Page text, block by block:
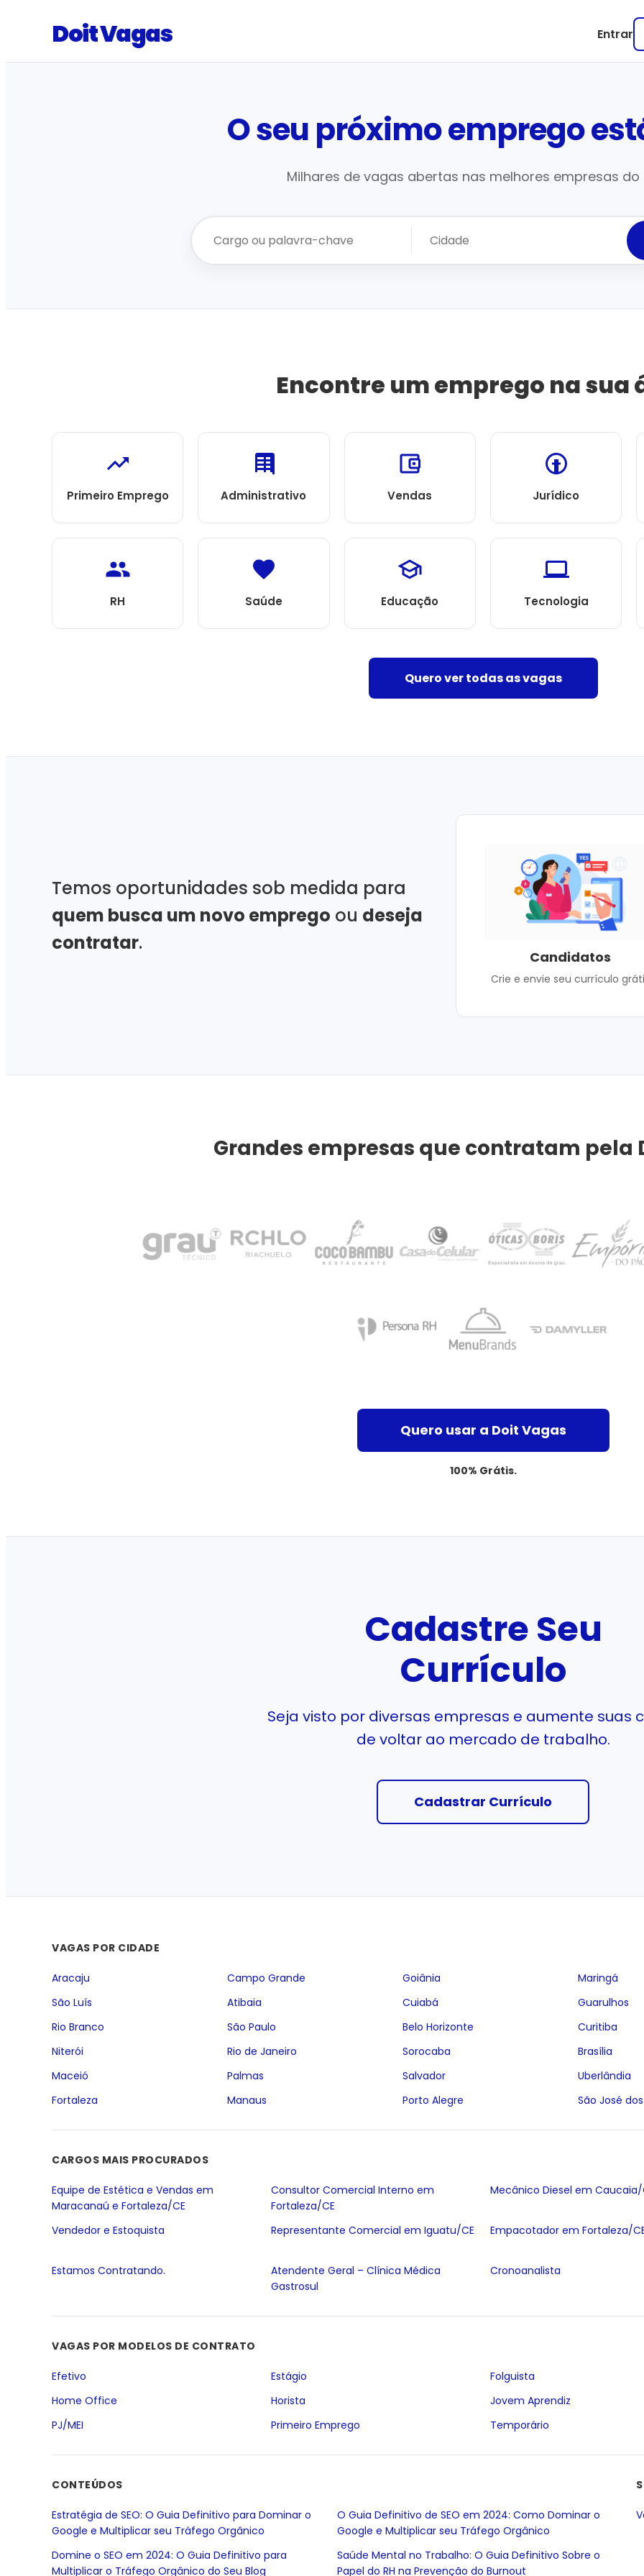
Doit Vagas Entrar
O seu próximo emprego
Milhares de vagas abertas nas melhores empresas do
Encontre um emprego na sua
Primeiro Emprego Administrativo Vendas Jurídico
RH Saúde Educação Tecnologia
Quero ver todas as vagas
Temos oportunidades sob medida para
quem busca um novo emprego ou deseja
contratar.
Candidatos
Crie e envie seu currículo
Grandes empresas que contratam pela
Quero usar a Doit Vagas
100% Grátis.
Cadastre Seu
Currículo
Seja visto por diversas empresas e aumente suas
de voltar ao mercado de trabalho.
Cadastrar Currículo
VAGAS POR CIDADE
Aracaju Campo Grande Goiânia Maringá
São Luís
Atibaia Cuiabá Guarulhos
Rio Branco
São Paulo Belo Horizonte Curitiba
Niterói
Rio de Janeiro Sorocaba Brasília
Maceió
Palmas Salvador Uberlândia
Fortaleza
Manaus Porto Alegre São José
CARGOS MAIS PROCURADOS
Equipe de Estética e Vendas em
Maracanaú e Fortaleza/CE
Consultor Comercial Interno em
Fortaleza/CE
Mecânico Diesel em Caucaia/
Vendedor e Estoquista Representante Comercial em Iguatu/CE Empacotador em Fortaleza/
Estamos Contratando.
Atendente Geral – Clínica Médica
Gastrosul
Cronoanalista
VAGAS POR MODELOS DE CONTRATO
Efetivo Estágio Folguista
Home Office
Horista Jovem Aprendiz
PJ/MEI
Primeiro Emprego Temporário
CONTEÚDOS
Estratégia de SEO: O Guia Definitivo para Dominar o
Google e Multiplicar seu Tráfego Orgânico
O Guia Definitivo de SEO em 2024: Como Dominar o
Google e Multiplicar seu Tráfego Orgânico
Domine o SEO em 2024: O Guia Definitivo para
Multiplicar o Tráfego Orgânico do Seu Blog
Saúde Mental no Trabalho: O Guia Definitivo Sobre o
Papel do RH na Prevenção do Burnout